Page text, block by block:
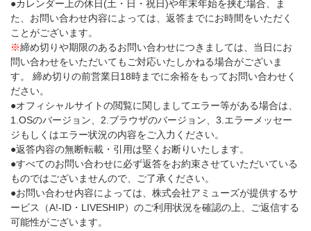
●カレンダー上の休日(土・日・祝日)や年末年始を挟む場合、ま
た、お問い合わせ内容によっては、返答までにお時間をいただく
ことがございます。
※締め切りや期限のあるお問い合わせにつきましては、当日にお
問い合わせをいただいてもご対応いたしかねる場合がございま
す。 締め切りの前営業日18時までに余裕をもってお問い合わせく
ださい。
●オフィシャルサイトの閲覧に関しましてエラー等がある場合は、
1.OSのバージョン、2.ブラウザのバージョン、3.エラーメッセー
ジもしくはエラー状況の内容をご入力ください。
●返答内容の無断転載・引用は堅くお断りいたします。
●すべてのお問い合わせに必ず返答をお約束させていただいている
ものではございませんので、ご了承ください。
●お問い合わせ内容によっては、株式会社アミューズが提供するサ
ービス（A!-ID・LIVESHIP）のご利用状況を確認の上、ご返信する
可能性がございます。